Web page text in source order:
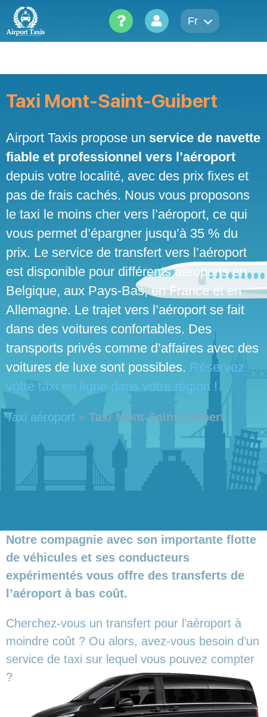
content
Fr
Taxi Mont-Saint-Guibert
Airport Taxis propose un service de navette
fiable et professionnel vers l’aéroport
depuis votre localité, avec des prix fixes et
pas de frais cachés. Nous vous proposons
le taxi le moins cher vers l’aéroport, ce qui
vous permet d’épargner jusqu’à 35 % du
prix. Le service de transfert vers l’aéroport
est disponible pour différents aéroports en
Belgique, aux Pays-Bas, en France et en
Allemagne. Le trajet vers l’aéroport se fait
dans des voitures confortables. Des
transports privés comme d’affaires avec des
voitures de luxe sont possibles. Réservez
votre taxi en ligne dans votre région !
Taxi aéroport » Taxi Mont-Saint-Guibert
Notre compagnie avec son importante flotte
de véhicules et ses conducteurs
expérimentés vous offre des transferts de
l’aéroport à bas coût.
Cherchez-vous un transfert pour l’aéroport à
moindre coût ? Ou alors, avez-vous besoin d’un
service de taxi sur lequel vous pouvez compter
?